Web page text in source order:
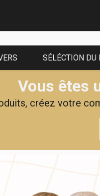
SÉLÉCTION DU
Vous êtes
créez votre